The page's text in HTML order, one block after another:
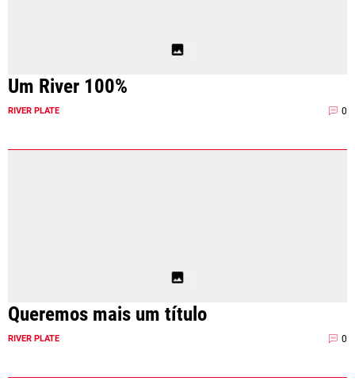
Um River 100%
RIVER PLATE 0
Queremos mais um título
RIVER PLATE 0